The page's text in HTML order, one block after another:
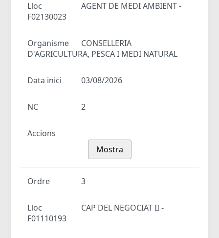
Lloc
AGENT DE MEDI AMBIENT -
F02130023
Organisme
CONSELLERIA
D'AGRICULTURA, PESCA I MEDI NATURAL
Data inici 03/08/2026
NC 2
Accions
Mostra
Ordre 3
Lloc
CAP DEL NEGOCIAT II -
F01110193